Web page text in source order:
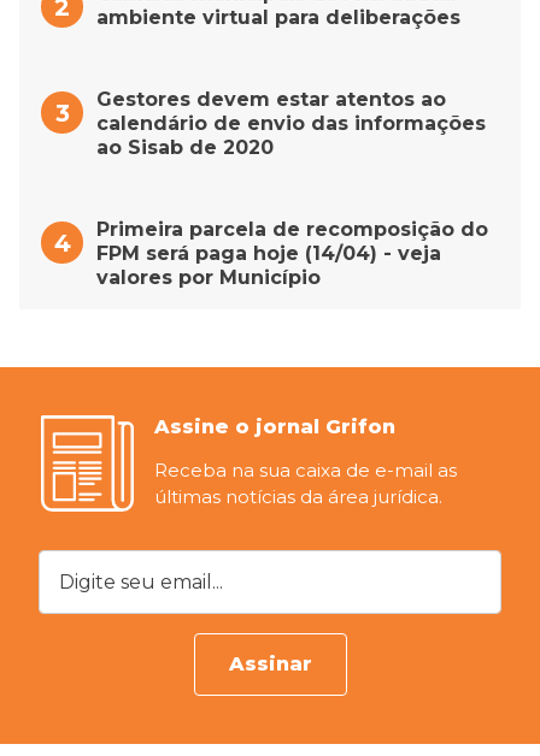
ambiente virtual para deliberações
Gestores devem estar atentos ao
calendário de envio das informações
ao Sisab de 2020
Primeira parcela de recomposição do
FPM será paga hoje (14/04) - veja
valores por Município
Assine o jornal Grifon
Receba na sua caixa de e-mail as
últimas notícias da área jurídica.
Digite seu email...
Assinar